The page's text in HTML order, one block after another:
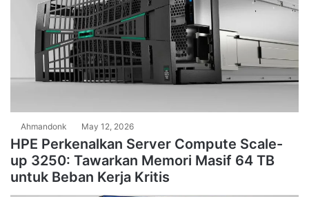
Ahmandonk May 12, 2026
HPE Perkenalkan Server Compute Scale-
up 3250: Tawarkan Memori Masif 64 TB
untuk Beban Kerja Kritis